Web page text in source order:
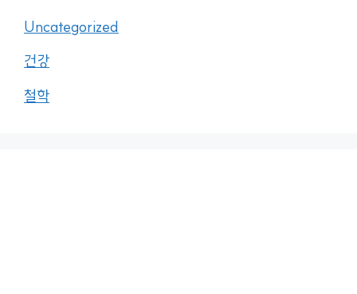
Uncategorized
건강
철학